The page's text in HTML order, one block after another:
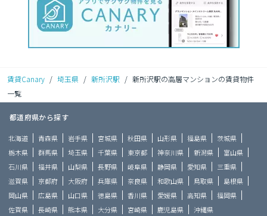
賃貸Canary / 埼玉県 / 新所沢駅 / 新所沢駅の高層マンションの賃貸物件
一覧
都道府県から探す
北海道 青森県 岩手県 宮城県 秋田県 山形県 福島県
茨城県
栃木県
群馬県 埼玉県 千葉県 東京都 神奈川県 新潟県
富山県
石川県
福井県 山梨県 長野県 岐阜県 静岡県 愛知県
三重県
滋賀県
京都府 大阪府 兵庫県 奈良県 和歌山県 鳥取県
島根県
岡山県
広島県 山口県 徳島県 香川県 愛媛県 高知県
福岡県
佐賀県
長崎県 熊本県 大分県 宮崎県 鹿児島県 沖縄県